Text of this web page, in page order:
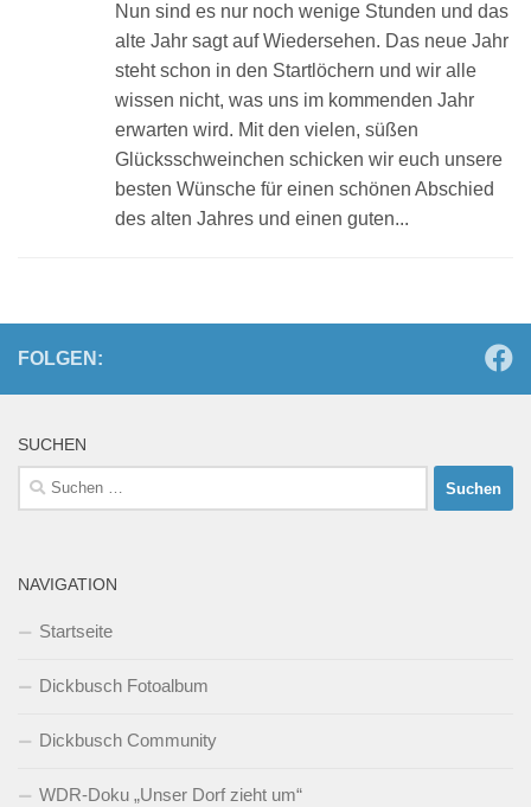
Nun sind es nur noch wenige Stunden und das
alte Jahr sagt auf Wiedersehen. Das neue Jahr
steht schon in den Startlöchern und wir alle
wissen nicht, was uns im kommenden Jahr
erwarten wird. Mit den vielen, süßen
Glücksschweinchen schicken wir euch unsere
besten Wünsche für einen schönen Abschied
des alten Jahres und einen guten...
FOLGEN:
SUCHEN
Suchen
nach:
NAVIGATION
Startseite
Dickbusch Fotoalbum
Dickbusch Community
WDR-Doku „Unser Dorf zieht um“